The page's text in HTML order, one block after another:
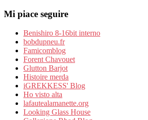
Mi piace seguire
Benishiro 8-16bit interno
bobdupneu.fr
Famicomblog
Forent Chavouet
Glutton Barjot
Histoire merda
iGREKKESS' Blog
Ho visto alta
lafautealamanette.org
Looking Glass House